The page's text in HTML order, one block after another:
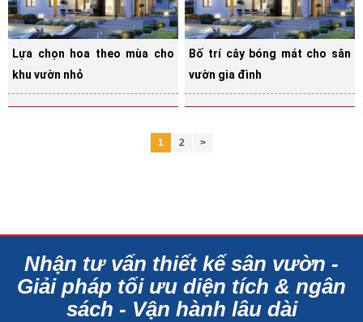
Lựa chọn hoa theo mùa cho
khu vườn nhỏ
Bố trí cây bóng mát cho sân
vườn gia đình
1 2 >
Nhận tư vấn thiết kế sân vườn -
Giải pháp tối ưu diện tích & ngân
sách - Vận hành lâu dài